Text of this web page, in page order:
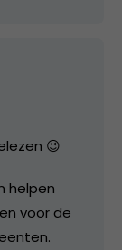
😉
helpen
voor de